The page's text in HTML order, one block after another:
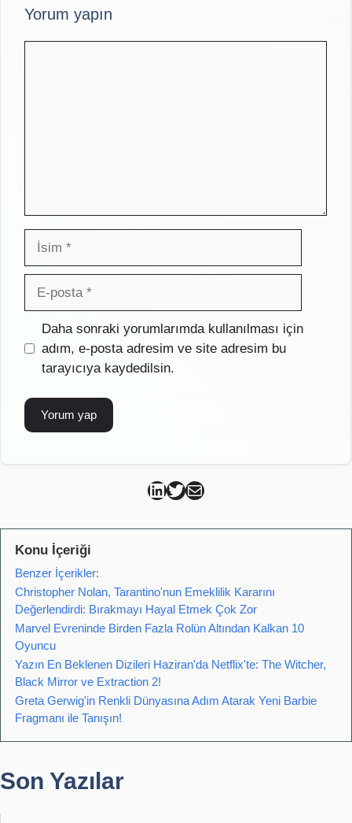
Yorum yapın
İsim
posta
İnternet
sitesi
Daha sonraki yorumlarımda kullanılması için
adım, e-posta adresim ve site adresim bu
tarayıcıya kaydedilsin.
Can Kütahya Linkedin
Can Kütahya Twitter
Can Kütahya Mail
Konu İçeriği
Benzer İçerikler:
Christopher Nolan, Tarantino'nun Emeklilik Kararını
Değerlendirdi: Bırakmayı Hayal Etmek Çok Zor
Marvel Evreninde Birden Fazla Rolün Altından Kalkan 10
Oyuncu
Yazın En Beklenen Dizileri Haziran'da Netflix'te: The Witcher,
Black Mirror ve Extraction 2!
Greta Gerwig'in Renkli Dünyasına Adım Atarak Yeni Barbie
Fragmanı ile Tanışın!
Son Yazılar